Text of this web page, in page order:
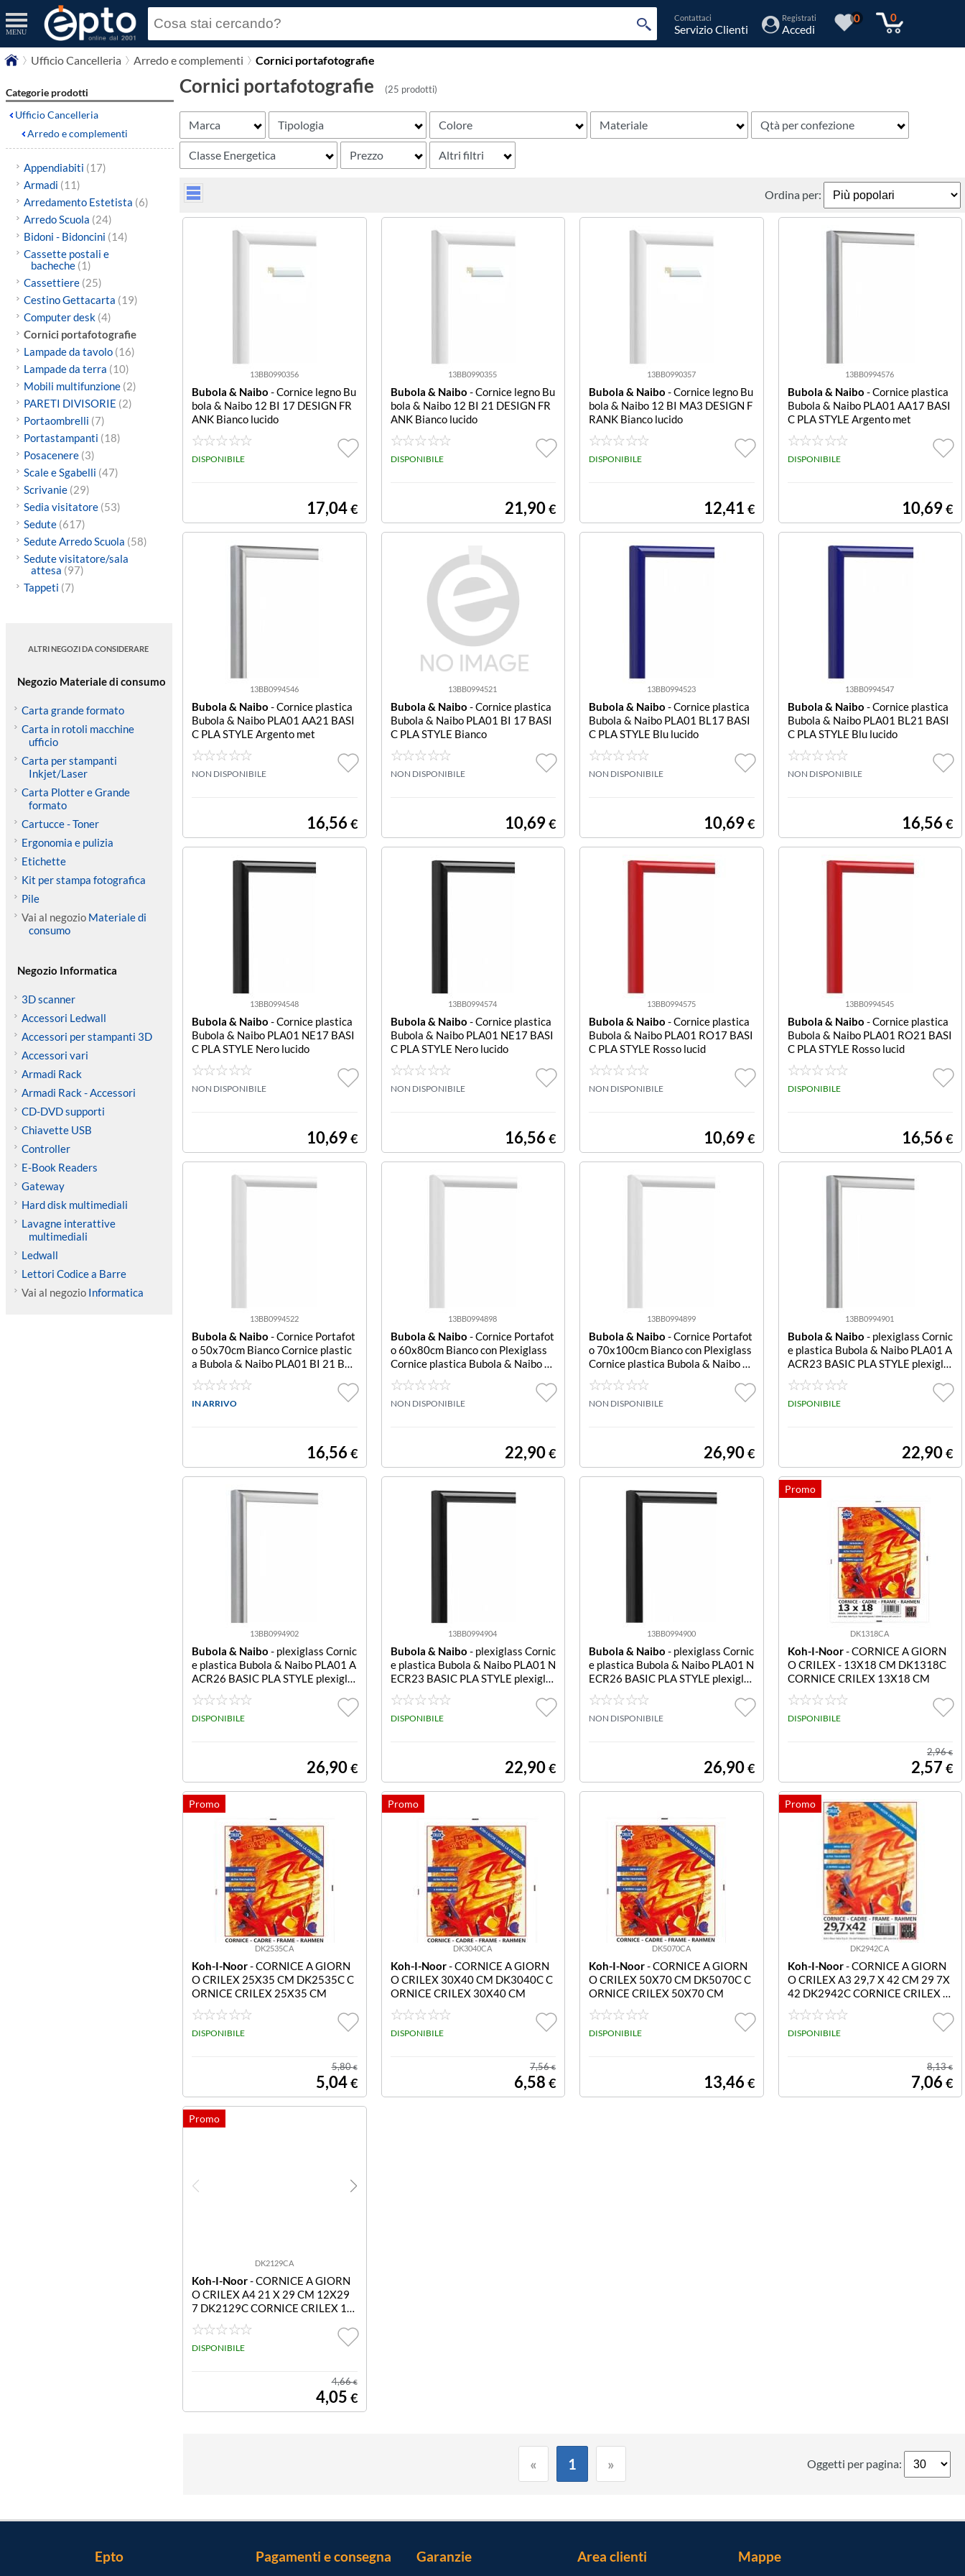
MENU
Contattaci
Servizio Clienti
Registrati
Accedi
0 0
Ufficio Cancelleria Arredo e complementi Cornici portafotografie
Categorie prodotti
Ufficio Cancelleria
Arredo e complementi
Appendiabiti (17)
Armadi (11)
Arredamento Estetista (6)
Arredo Scuola (24)
Bidoni - Bidoncini (14)
Cassette postali e
bacheche (1)
Cassettiere (25)
Cestino Gettacarta (19)
Computer desk (4)
Cornici portafotografie
Lampade da tavolo (16)
Lampade da terra (10)
Mobili multifunzione (2)
PARETI DIVISORIE (2)
Portaombrelli (7)
Portastampanti (18)
Posacenere (3)
Scale e Sgabelli (47)
Scrivanie (29)
Sedia visitatore (53)
Sedute (617)
Sedute Arredo Scuola (58)
Sedute visitatore/sala
attesa (97)
Tappeti (7)
ALTRI NEGOZI DA CONSIDERARE
Negozio Materiale di consumo
Carta grande formato
Carta in rotoli macchine
ufficio
Carta per stampanti
Inkjet/Laser
Carta Plotter e Grande
formato
Cartucce - Toner
Ergonomia e pulizia
Etichette
Kit per stampa fotografica
Pile
Vai al negozio Materiale di
consumo
Negozio Informatica
3D scanner
Accessori Ledwall
Accessori per stampanti 3D
Accessori vari
Armadi Rack
Armadi Rack - Accessori
CD-DVD supporti
Chiavette USB
Controller
E-Book Readers
Gateway
Hard disk multimediali
Lavagne interattive
multimediali
Ledwall
Lettori Codice a Barre
Vai al negozio Informatica
Cornici portafotografie (25 prodotti)
Marca Tipologia Colore Materiale Qtà per confezione
Classe Energetica Prezzo Altri filtri
Ordina per:
13BB0990356
Bubola & Naibo - Cornice legno Bu
bola & Naibo 12 BI 17 DESIGN FR
ANK Bianco lucido
DISPONIBILE
17,04€
13BB0990355
Bubola & Naibo - Cornice legno Bu
bola & Naibo 12 BI 21 DESIGN FR
ANK Bianco lucido
DISPONIBILE
21,90€
13BB0990357
Bubola & Naibo - Cornice legno Bu
bola & Naibo 12 BI MA3 DESIGN F
RANK Bianco lucido
DISPONIBILE
12,41 €
13BB0994576
Bubola & Naibo - Cornice plastica
Bubola & Naibo PLA01 AA17 BASI
C PLA STYLE Argento met
DISPONIBILE
10,69€
13BB0994546
Bubola & Naibo - Cornice plastica
Bubola & Naibo PLA01 AA21 BASI
C PLA STYLE Argento met
NON DISPONIBILE
16,56 €
13BB0994521
Bubola & Naibo - Cornice plastica
Bubola & Naibo PLA01 BI 17 BASI
C PLA STYLE Bianco
NON DISPONIBILE
10,69€
13BB0994523
Bubola & Naibo - Cornice plastica
Bubola & Naibo PLA01 BL17 BASI
C PLA STYLE Blu lucido
NON DISPONIBILE
10,69€
13BB0994547
Bubola & Naibo - Cornice plastica
Bubola & Naibo PLA01 BL21 BASI
C PLA STYLE Blu lucido
NON DISPONIBILE
16,56 €
13BB0994548
Bubola & Naibo - Cornice plastica
Bubola & Naibo PLA01 NE17 BASI
C PLA STYLE Nero lucido
NON DISPONIBILE
10,69€
13BB0994574
Bubola & Naibo - Cornice plastica
Bubola & Naibo PLA01 NE17 BASI
C PLA STYLE Nero lucido
NON DISPONIBILE
16,56 €
13BB0994575
Bubola & Naibo - Cornice plastica
Bubola & Naibo PLA01 RO17 BASI
C PLA STYLE Rosso lucid
NON DISPONIBILE
10,69€
13BB0994545
Bubola & Naibo - Cornice plastica
Bubola & Naibo PLA01 RO21 BASI
C PLA STYLE Rosso lucid
DISPONIBILE
16,56 €
13BB0994522
Bubola & Naibo - Cornice Portafot
o 50x70cm Bianco Cornice plastic
a Bubola & Naibo PLA01 BI 21 BA
SIC PLA STYLE Bianco
IN ARRIVO
16,56 €
13BB0994898
Bubola & Naibo - Cornice Portafot
o 60x80cm Bianco con Plexiglass
Cornice plastica Bubola & Naibo P
LA01 BICR23 BASIC PLA STYLE pl
exiglas
NON DISPONIBILE
22,90€
13BB0994899
Bubola & Naibo - Cornice Portafot
o 70x100cm Bianco con Plexiglass
Cornice plastica Bubola & Naibo P
LA01 BICR26 BASIC PLA STYLE pl
exiglas
NON DISPONIBILE
26,90€
13BB0994901
Bubola & Naibo - plexiglass Cornic
e plastica Bubola & Naibo PLA01 A
ACR23 BASIC PLA STYLE plexigla
Cornice plastica Bubola & Naibo P
LA01 AACR23 BASIC PLA STYLE p
lexiglas
DISPONIBILE
22,90€
13BB0994902
Bubola & Naibo - plexiglass Cornic
e plastica Bubola & Naibo PLA01 A
ACR26 BASIC PLA STYLE plexigla
Cornice plastica Bubola & Naibo P
LA01 AACR26 BASIC PLA STYLE p
lexiglas
DISPONIBILE
26,90€
13BB0994904
Bubola & Naibo - plexiglass Cornic
e plastica Bubola & Naibo PLA01 N
ECR23 BASIC PLA STYLE plexigla
Cornice plastica Bubola & Naibo P
LA01 NECR23 BASIC PLA STYLE p
lexiglas
DISPONIBILE
22,90€
13BB0994900
Bubola & Naibo - plexiglass Cornic
e plastica Bubola & Naibo PLA01 N
ECR26 BASIC PLA STYLE plexigla
Cornice plastica Bubola & Naibo P
LA01 NECR26 BASIC PLA STYLE p
lexiglas
NON DISPONIBILE
26,90€
DK1318CA
Koh-I-Noor- CORNICE A GIORN
O CRILEX - 13X18 CM DK1318C
CORNICE CRILEX 13X18 CM
DISPONIBILE
2,96€
2,57 €
DK2535CA
Koh-I-Noor- CORNICE A GIORN
O CRILEX 25X35 CM DK2535C C
ORNICE CRILEX 25X35 CM
DISPONIBILE
5,80€
5,04€
DK3040CA
Koh-I-Noor- CORNICE A GIORN
O CRILEX 30X40 CM DK3040C C
ORNICE CRILEX 30X40 CM
DISPONIBILE
7,56€
6,58 €
DK5070CA
Koh-I-Noor- CORNICE A GIORN
O CRILEX 50X70 CM DK5070C C
ORNICE CRILEX 50X70 CM
DISPONIBILE
13,46 €
DK2942CA
Koh-I-Noor- CORNICE A GIORN
O CRILEX A3 29,7 X 42 CM 29 7X
42 DK2942C CORNICE CRILEX 2
9 7X42 CM
DISPONIBILE
8,13€
7,06 €
DK2129CA
Koh-I-Noor- CORNICE A GIORN
O CRILEX A4 21 X 29 CM 12X29
7 DK2129C CORNICE CRILEX 12
X29 7 CM
DISPONIBILE
4,66€
4,05 €
« 1 » Oggetti per pagina:
Epto Pagamenti e consegna Garanzie Area clienti Mappe